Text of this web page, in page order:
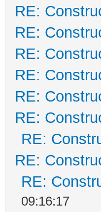
RE:
RE:
RE:
RE:
RE:
RE:
RE:
RE:
RE:
09:16:17